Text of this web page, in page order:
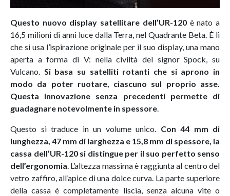
Questo nuovo display satellitare dell’UR-120è nato a
16,5 milioni di anni luce dalla Terra, nel Quadrante Beta. È lì
che si usa l’ispirazione originale per il suo display, una mano
aperta a forma di V: nella civiltà del signor Spock, su
Vulcano. Si basa su satelliti rotanti che si aprono in
modo da poter ruotare, ciascuno sul proprio asse.
Questa innovazione senza precedenti permette di
guadagnare notevolmente in spessore.
Questo si traduce in un volume unico. Con 44 mm di
lunghezza, 47 mm di larghezza e 15,8 mm di spessore, la
cassa dell’UR-120 si distingue per il suo perfetto senso
dell’ergonomia. L’altezza massima è raggiunta al centro del
vetro zaffiro, all’apice di una dolce curva. La parte superiore
della cassa è completamente liscia, senza alcuna vite o